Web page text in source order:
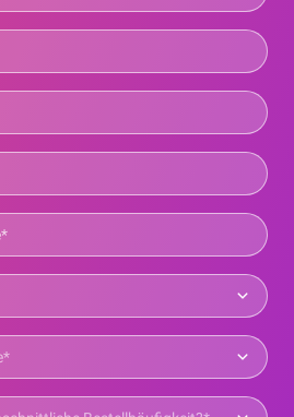
in Deutschland und
bereits zahlreiche E-Commerce-
bei ihrer Expansion unterstützt
und zukunftssicheren
um internationales Wachstum
in über 150 Ländern zu